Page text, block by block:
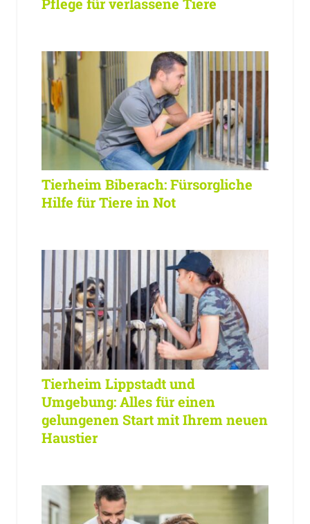
Tierheim Biberach: Fürsorgliche
Hilfe für Tiere in Not
Tierheim Lippstadt und
Umgebung: Alles für einen
gelungenen Start mit Ihrem neuen
Haustier